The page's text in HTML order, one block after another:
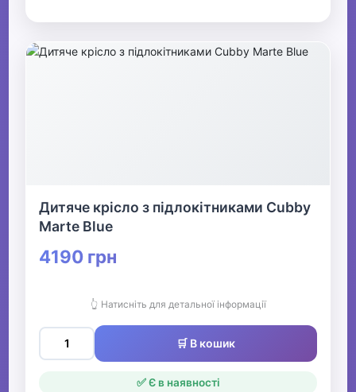
Дитяче крісло з підлокітниками Cubby
Marte Blue
4190 грн
👆 Натисніть для детальної інформації
🛒 В кошик
✅ Є в наявності